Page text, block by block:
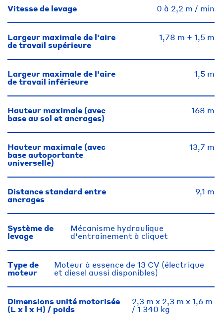
Vitesse de levage 0 à 2,2 m / min
Largeur maximale de l'aire
de travail supérieure
1,78 m + 1,5 m
Largeur maximale de l'aire
de travail inférieure
1,5 m
Hauteur maximale (avec
base au sol et ancrages)
168 m
Hauteur maximale (avec
base autoportante
universelle)
13,7 m
Distance standard entre
ancrages
9,1 m
Système de
levage
Mécanisme hydraulique
d'entrainement à cliquet
Type de
moteur
Moteur à essence de 13 CV (électrique
et diesel aussi disponibles)
Dimensions unité motorisée
(L x l x H) / poids
2,3 m x 2,3 m x 1,6 m
/ 1 340 kg